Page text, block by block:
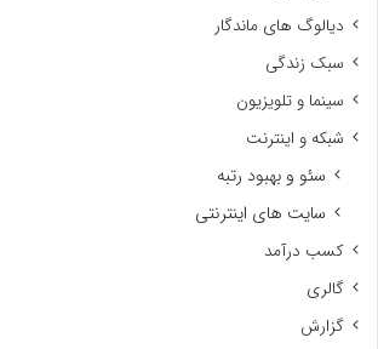
دیالوگ های ماندگار
سبک زندگی
سینما و تلویزیون
شبکه و اینترنت
سئو و بهبود رتبه
سایت های اینترنتی
کسب درآمد
گالری
گزارش